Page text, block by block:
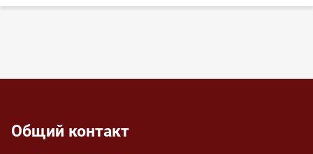
Общий контакт